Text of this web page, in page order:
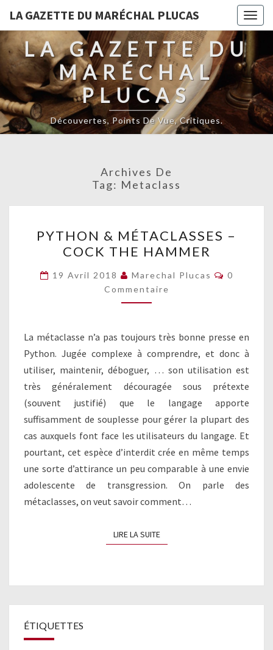
LA GAZETTE DU MARÉCHAL PLUCAS
LA GAZETTE DU
MARÉCHAL
PLUCAS
Découvertes, Points De Vue, Critiques.
Archives De
Tag: Metaclass
&
MÉTACLASSES
–
COCK
THE
PYTHON & MÉTACLASSES –
COCK THE HAMMER
19 Avril 2018 Marechal Plucas
0
Commentaire
La métaclasse n’a pas toujours très bonne presse en
Python. Jugée complexe à comprendre, et donc à
utiliser, maintenir, déboguer, … son utilisation est
très généralement découragée sous prétexte
(souvent justifié) que le langage apporte
suffisamment de souplesse pour gérer la plupart des
cas auxquels font face les utilisateurs du langage. Et
pourtant, cet espèce d’interdit crée en même temps
une sorte d’attirance un peu comparable à une envie
adolescente de transgression. On parle des
métaclasses, on veut savoir comment…
LIRE LA SUITELIRE LA SUITE
ÉTIQUETTES